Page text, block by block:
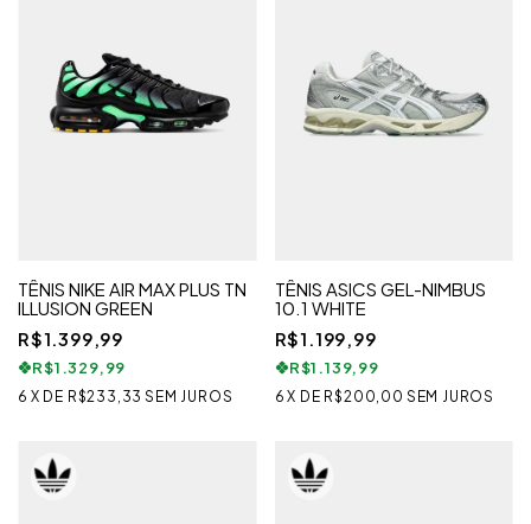
TÊNIS NIKE AIR MAX PLUS TN
ILLUSION GREEN
R$1.399,99
R$1.329,99
6 X DE R$233,33 SEM JUROS
TÊNIS ASICS GEL-NIMBUS
10.1 WHITE
R$1.199,99
R$1.139,99
6 X DE R$200,00 SEM JUROS